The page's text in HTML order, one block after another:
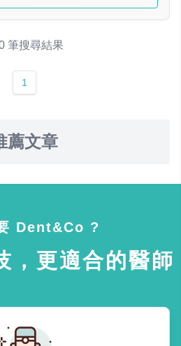
筆搜尋結果
1
薦文章
Dent&Co ?
，更適合的醫師